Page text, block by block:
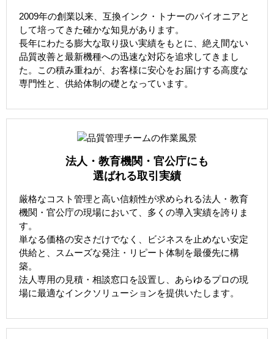
2009年の創業以来、互換インク・トナーのパイオニアと
して培ってきた確かな知見があります。
長年にわたる膨大な取り扱い実績をもとに、絶え間ない
品質改善と最新機種への迅速な対応を追求してきまし
た。この積み重ねが、お客様に安心をお届けする高度な
専門性と、供給体制の礎となっています。
法人・教育機関・官公庁にも
選ばれる取引実績
厳格なコスト管理と高い信頼性が求められる法人・教育
機関・官公庁の現場において、多くの導入実績を誇りま
す。
単なる価格の安さだけでなく、ビジネスを止めない安定
供給と、スムーズな発注・リピート体制を最優先に構
築。
法人専用の見積・相談窓口を設置し、あらゆるプロの現
場に最適なインクソリューションを提供いたします。